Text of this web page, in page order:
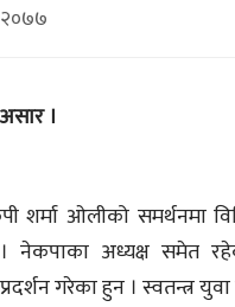
।
शर्मा ओलीको समर्थनमा
अध्यक्ष समेत
गरेका हुन । स्वतन्त्र युवा